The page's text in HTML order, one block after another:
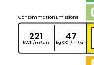
Consommation
221
kWh/m².an
Emissions
47
kg CO₂/m².an